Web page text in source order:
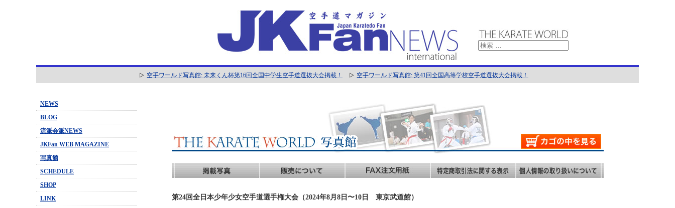
空手ワールド写真館: 未来くん杯第16回全国中学生空手道選抜大会掲載！ 空手ワールド写真館: 第41回全国高等学校空手道選抜大会掲載！
NEWS
BLOG
流派会派NEWS
JKFan WEB MAGAZINE
写真館
SCHEDULE
SHOP
LINK
第24回全日本少年少女空手道選手権大会（2024年8月8日〜10日 東京武道館）